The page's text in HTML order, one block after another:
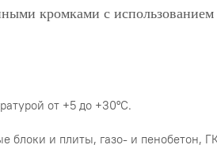
кромками с
от +5 до +30ºС.
блоки и плиты, газо- и пенобетон,